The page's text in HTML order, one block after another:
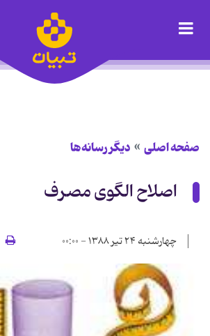
صفحه اصلی دیگر رسانه‌ها
اصلاح الگوی مصرف
چهارشنبه ۲۴ تیر ۱۳۸۸ - ۰۰:۰۰